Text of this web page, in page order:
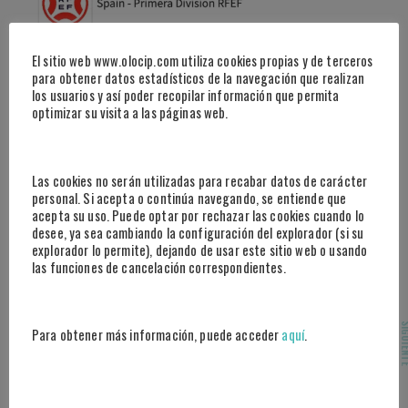
El sitio web www.olocip.com utiliza cookies propias y de terceros
para obtener datos estadísticos de la navegación que realizan
los usuarios y así poder recopilar información que permita
optimizar su visita a las páginas web.
Las cookies no serán utilizadas para recabar datos de carácter
personal. Si acepta o continúa navegando, se entiende que
acepta su uso. Puede optar por rechazar las cookies cuando lo
desee, ya sea cambiando la configuración del explorador (si su
explorador lo permite), dejando de usar este sitio web o usando
las funciones de cancelación correspondientes.
Para obtener más información, puede accederaquí.